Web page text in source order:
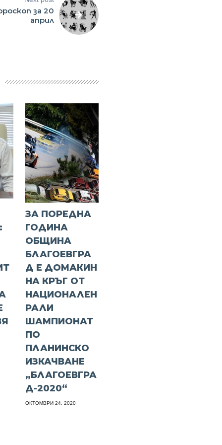
за 20
април
ЗА ПОРЕДНА
ГОДИНА
ОБЩИНА
БЛАГОЕВГРА
Д Е ДОМАКИН
НА КРЪГ ОТ
НАЦИОНАЛЕН
РАЛИ
ШАМПИОНАТ
ПО
ПЛАНИНСКО
ИЗКАЧВАНЕ
„БЛАГОЕВГРА
Д-2020“
ОКТОМВРИ 24, 2020